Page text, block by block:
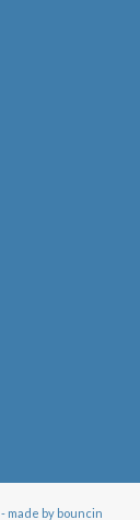
- made by bouncin